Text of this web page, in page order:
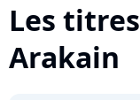
Les
Arakain